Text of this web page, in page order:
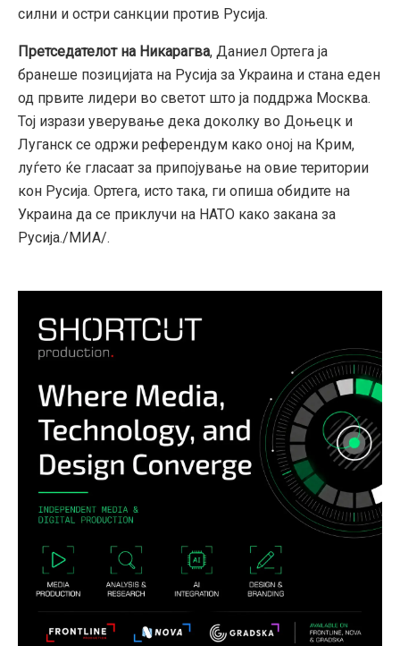
силни и остри санкции против Русија.
Претседателот на Никарагва, Даниел Ортега ја
бранеше позицијата на Русија за Украина и стана еден
од првите лидери во светот што ја поддржа Москва.
Тој изрази уверување дека доколку во Доњецк и
Луганск се одржи референдум како оној на Крим,
луѓето ќе гласаат за припојување на овие територии
кон Русија. Ортега, исто така, ги опиша обидите на
Украина да се приклучи на НАТО како закана за
Русија./МИА/.